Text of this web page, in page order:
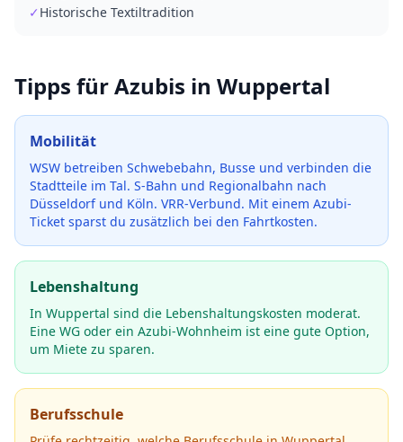
✓ Historische Textiltradition
Tipps für Azubis in Wuppertal
Mobilität
WSW betreiben Schwebebahn, Busse und verbinden die
Stadtteile im Tal. S-Bahn und Regionalbahn nach
Düsseldorf und Köln. VRR-Verbund. Mit einem Azubi-
Ticket sparst du zusätzlich bei den Fahrtkosten.
Lebenshaltung
In Wuppertal sind die Lebenshaltungskosten moderat.
Eine WG oder ein Azubi-Wohnheim ist eine gute Option,
um Miete zu sparen.
Berufsschule